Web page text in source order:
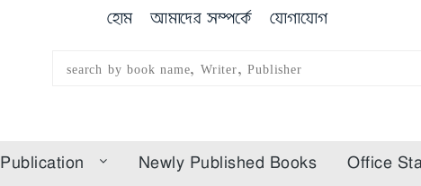
হোম আমাদের সম্পর্কে যোগাযোগ
Publication Newly Published Books Office